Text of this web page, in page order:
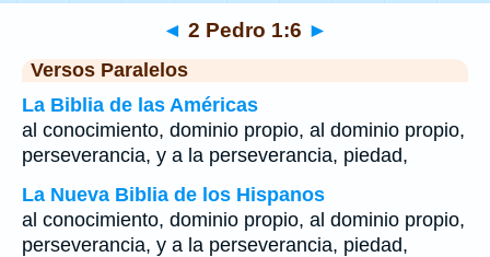
◄ 2 Pedro 1:6 ►
Versos Paralelos
La Biblia de las Américas
al conocimiento, dominio propio, al dominio propio,
perseverancia, y a la perseverancia, piedad,
La Nueva Biblia de los Hispanos
al conocimiento, dominio propio, al dominio propio,
perseverancia, y a la perseverancia, piedad,